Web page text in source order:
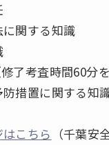
に関する知識
了考査時間60分を
措置に関する知
こちら （千葉安